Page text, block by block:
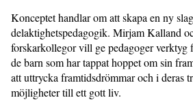
Konceptet handlar om att skapa en ny
delaktighetspedagogik. Mirjam Kalland
forskarkollegor vill ge pedagoger verktyg
de barn som har tappat hoppet om sin
att uttrycka framtidsdrömmar och i deras
möjligheter till ett gott liv.